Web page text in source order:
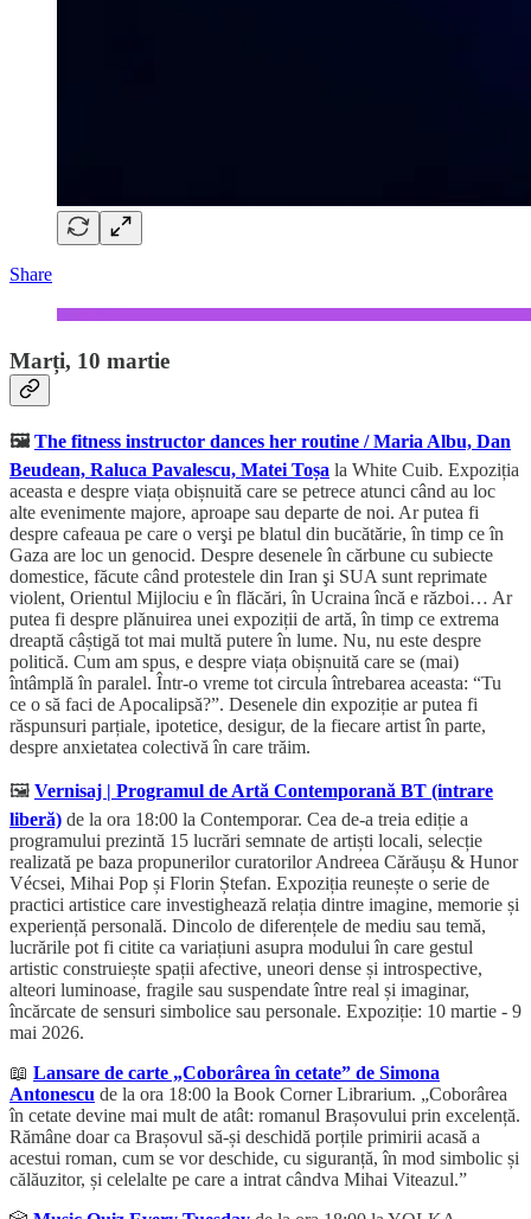
Share
Marți, 10 martie
🖼️The fitness instructor dances her routine / Maria Albu, Dan
Beudean, Raluca Pavalescu, Matei Toșa la White Cuib. Expoziția
aceasta e despre viața obișnuită care se petrece atunci când au loc
alte evenimente majore, aproape sau departe de noi. Ar putea fi
despre cafeaua pe care o verşi pe blatul din bucătărie, în timp ce în
Gaza are loc un genocid. Despre desenele în cărbune cu subiecte
domestice, făcute când protestele din Iran şi SUA sunt reprimate
violent, Orientul Mijlociu e în flăcări, în Ucraina încă e război… Ar
putea fi despre plănuirea unei expoziții de artă, în timp ce extrema
dreaptă câștigă tot mai multă putere în lume. Nu, nu este despre
politică. Cum am spus, e despre viața obișnuită care se (mai)
întâmplă în paralel. Într-o vreme tot circula întrebarea aceasta: “Tu
ce o să faci de Apocalipsă?”. Desenele din expoziție ar putea fi
răspunsuri parțiale, ipotetice, desigur, de la fiecare artist în parte,
despre anxietatea colectivă în care trăim.
🖼️ Vernisaj | Programul de Artă Contemporană BT (intrare
liberă) de la ora 18:00 la Contemporar. Cea de-a treia ediție a
programului prezintă 15 lucrări semnate de artiști locali, selecție
realizată pe baza propunerilor curatorilor Andreea Cărăușu & Hunor
Vécsei, Mihai Pop și Florin Ștefan. Expoziția reunește o serie de
practici artistice care investighează relația dintre imagine, memorie și
experiență personală. Dincolo de diferențele de mediu sau temă,
lucrările pot fi citite ca variațiuni asupra modului în care gestul
artistic construiește spații afective, uneori dense și introspective,
alteori luminoase, fragile sau suspendate între real și imaginar,
încărcate de sensuri simbolice sau personale. Expoziție: 10 martie - 9
mai 2026.
📖 Lansare de carte „Coborârea în cetate” de Simona
Antonescu de la ora 18:00 la Book Corner Librarium. „Coborârea
în cetate devine mai mult de atât: romanul Brașovului prin excelență.
Rămâne doar ca Brașovul să-și deschidă porțile primirii acasă a
acestui roman, cum se vor deschide, cu siguranță, în mod simbolic și
călăuzitor, și celelalte pe care a intrat cândva Mihai Viteazul.”